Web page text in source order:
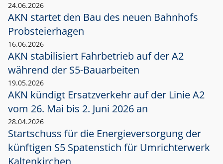
24.06.2026
AKN startet den Bau des neuen Bahnhofs
Probsteierhagen
16.06.2026
AKN stabilisiert Fahrbetrieb auf der A2
während der S5-Bauarbeiten
19.05.2026
AKN kündigt Ersatzverkehr auf der Linie A2
vom 26. Mai bis 2. Juni 2026 an
28.04.2026
Startschuss für die Energieversorgung der
künftigen S5 Spatenstich für Umrichterwerk